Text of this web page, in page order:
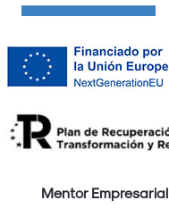
Mentor Empresarial